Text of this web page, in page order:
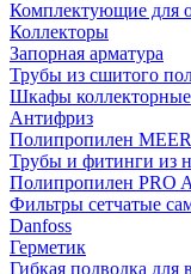
Комплектующие для
Коллекторы
Запорная арматура
Трубы из сшитого
Шкафы коллекторные
Антифриз
Полипропилен
Трубы и фитинги из
Полипропилен PRO
Фильтры сетчатые
Danfoss
Герметик
Гибкая подводка для